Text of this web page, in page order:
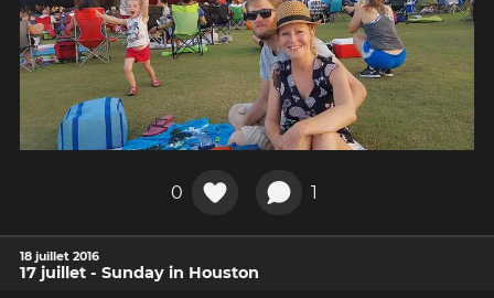
0 1
18 juillet 2016
17 juillet - Sunday in Houston